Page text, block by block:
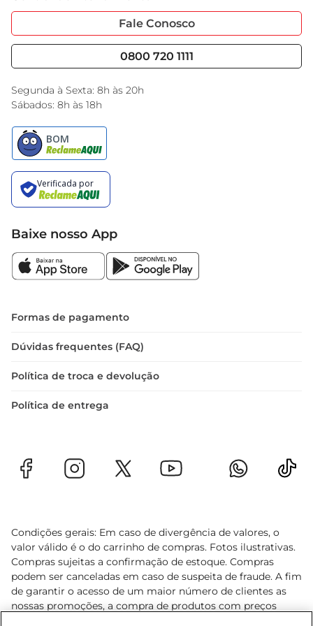
Portal do Fornecedo
Nossas Lojas
Serviços
Black Friday
Encarte do Dia
Fale Conosco
0800 720 1111
Segunda à Sexta: 8h às 20h
Sábados: 8h às 18h
Baixe nosso App
Formas de pagamento
Dúvidas frequentes (FAQ)
Política de troca e devolução
Política de entrega
Condições gerais: Em caso de divergência de valores, o
valor válido é o do carrinho de compras. Fotos ilustrativas.
Compras sujeitas a confirmação de estoque. Compras
podem ser canceladas em caso de suspeita de fraude. A fim
de garantir o acesso de um maior número de clientes as
nossas promoções, a compra de produtos com preços